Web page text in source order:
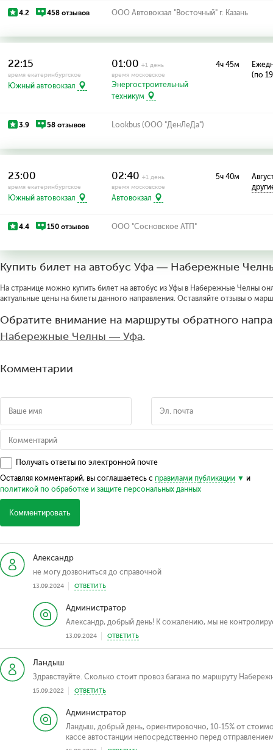
4.2 458 отзывов ООО Автовокзал "Восточный" г. Казань
22:15
время екатеринбургское
Южный автовокзал
01:00+1 день
время московское
Энергостроительный
техникум
4ч 45м
(по
3.9 58 отзывов Lookbus (ООО "ДенЛеДа")
23:00
время екатеринбургское
Южный автовокзал
02:40+1 день
время московское
Автовокзал
5ч 40м
4.4 150 отзывов ООО "Сосновское АТП"
Купить билет на автобус Уфа — Набережные
На странице можно купить билет на автобус из Уфы в Набережные Челны
актуальные цены на билеты данного направления. Оставляйте отзывы о
Обратите внимание на маршруты обратного
Набережные Челны — Уфа.
Комментарии
Получать ответы по электронной почте
Оставляя комментарий, вы соглашаетесь с правилами публикации
и
политикой по обработке и защите персональных данных
Комментировать
Александр
не могу дозвониться до справочной
13.09.2024 ОТВЕТИТЬ
Администратор
Александр, добрый день! К сожалению, мы не
13.09.2024 ОТВЕТИТЬ
Ландыш
Здравствуйте. Сколько стоит провоз багажа по маршруту
15.09.2022 ОТВЕТИТЬ
Администратор
Ландыш, добрый день, ориентировочно, 10-15% от
кассе автостанции непосредственно перед